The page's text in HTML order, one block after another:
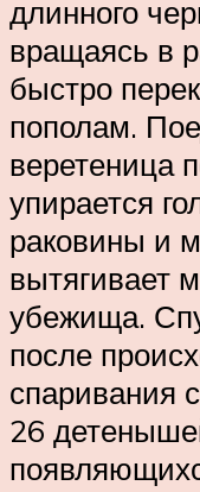
длинного
вращаясь в
быстро
пополам.
веретеница
упирается
раковины и
вытягивает
убежища.
после
спаривания
26